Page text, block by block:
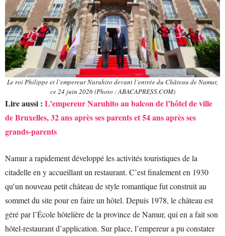
Le roi Philippe et l’empereur Naruhito devant l’entrée du Château de Namur,
ce 24 juin 2026 (Photo : ABACAPRESS.COM)
Lire aussi : L’empereur Naruhito au balcon de l’hôtel de ville
de Bruxelles, 32 ans après ses parents et 54 ans après ses
grands-parents
Namur a rapidement développé les activités touristiques de la
citadelle en y accueillant un restaurant. C’est finalement en 1930
qu’un nouveau petit château de style romantique fut construit au
sommet du site pour en faire un hôtel. Depuis 1978, le château est
géré par l’École hôtelière de la province de Namur, qui en a fait son
hôtel-restaurant d’application. Sur place, l’empereur a pu constater